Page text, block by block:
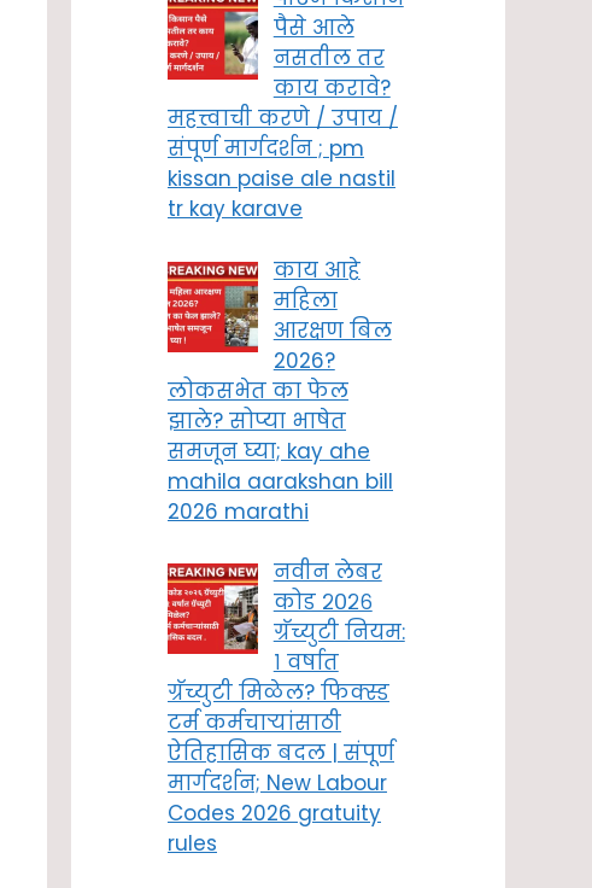
पैसे आले
नसतील तर
काय करावे?
महत्त्वाची करणे / उपाय /
संपूर्ण मार्गदर्शन ; pm
kissan paise ale nastil
tr kay karave
काय आहे
महिला
आरक्षण बिल
2026?
लोकसभेत का फेल
झाले? सोप्या भाषेत
समजून घ्या; kay ahe
mahila aarakshan bill
2026 marathi
नवीन लेबर
कोड २०२६
ग्रॅच्युटी नियम:
१ वर्षात
ग्रॅच्युटी मिळेल? फिक्स्ड
टर्म कर्मचाऱ्यांसाठी
ऐतिहासिक बदल | संपूर्ण
मार्गदर्शन; New Labour
Codes 2026 gratuity
rules